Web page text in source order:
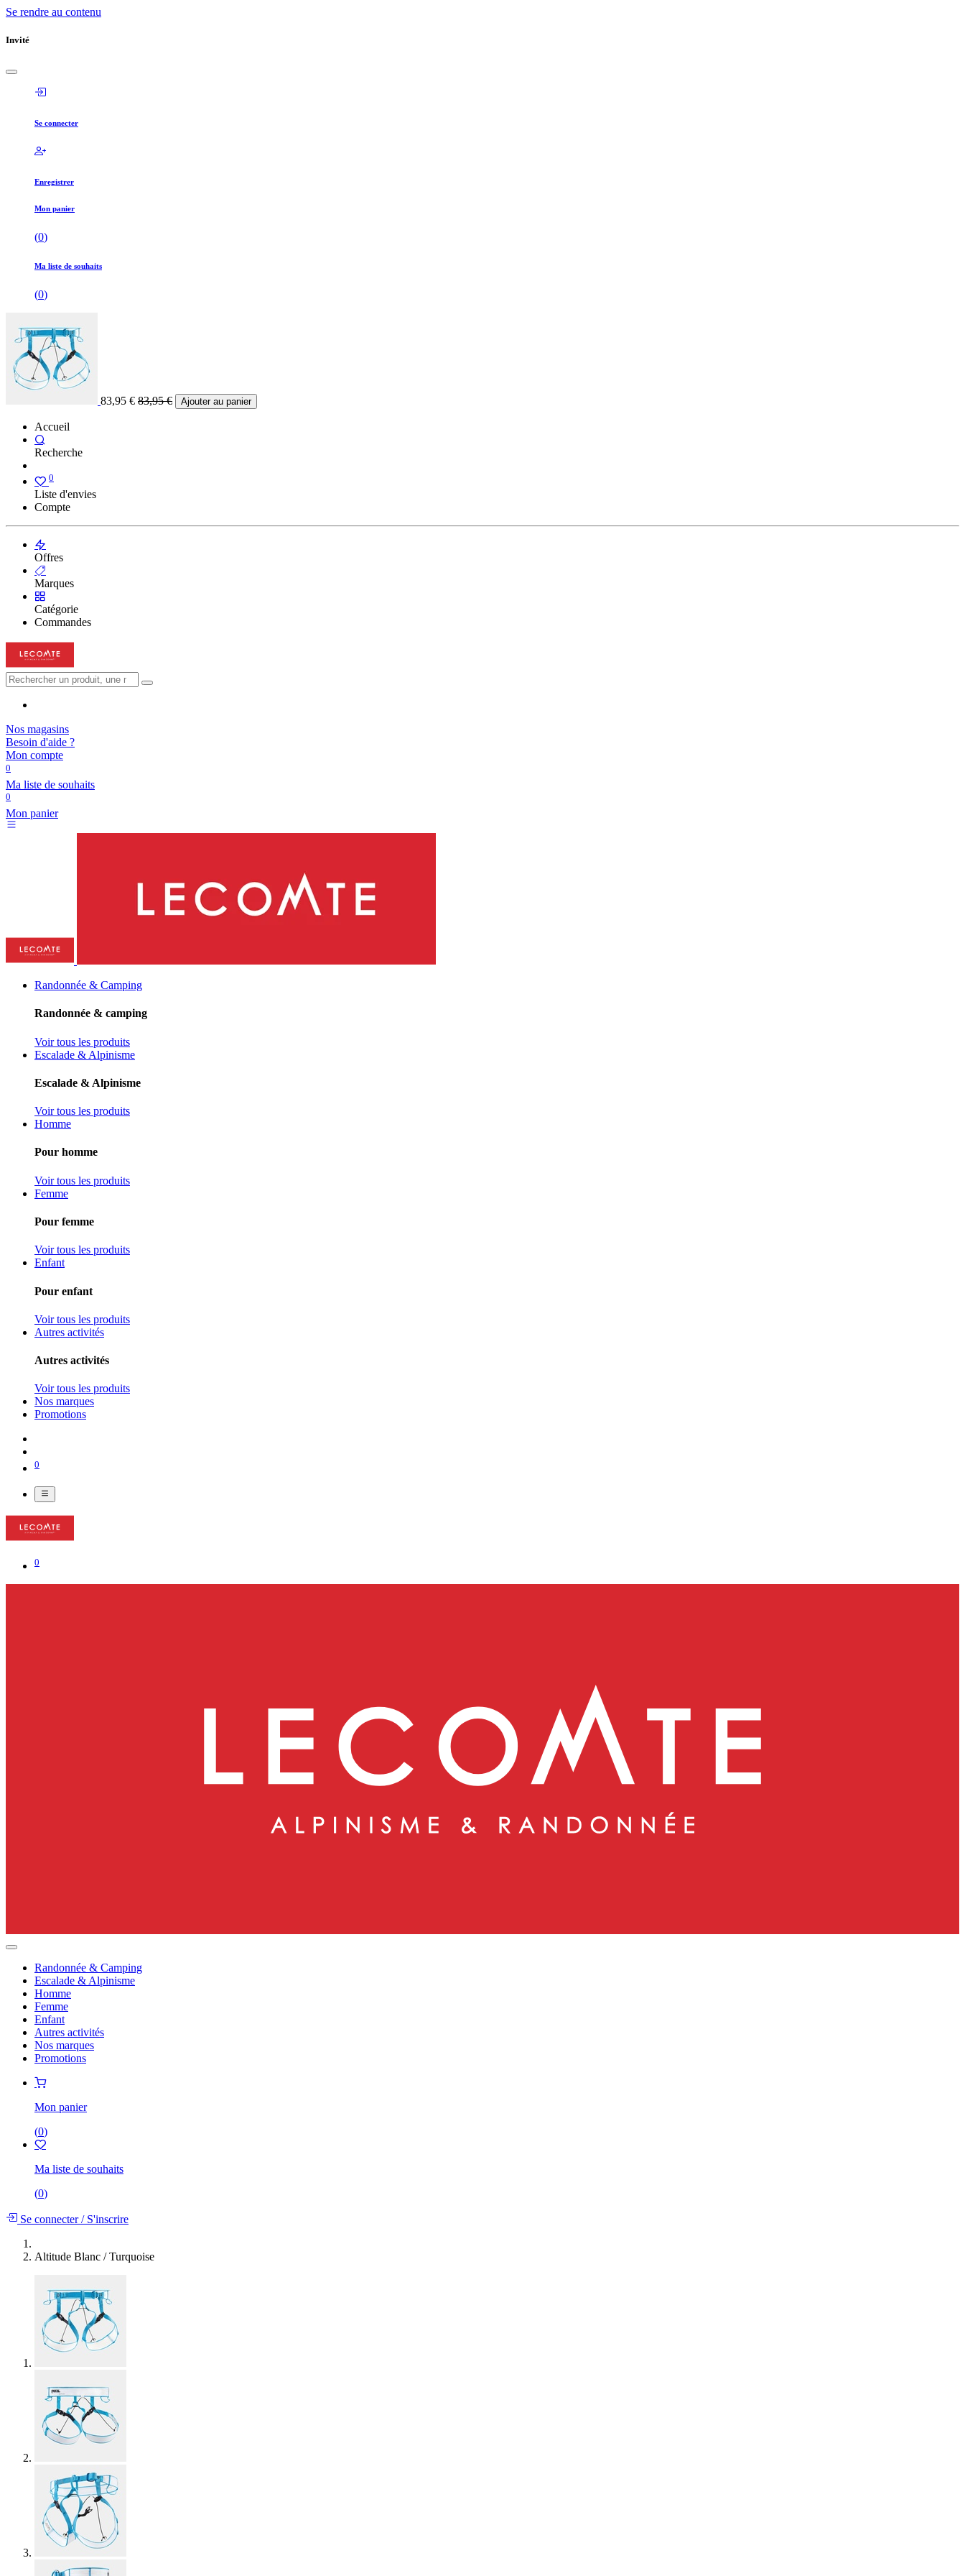
Se rendre au contenu
Invité
Se connecter
Enregistrer
Mon panier
(0)
Ma liste de souhaits
(0)
83,95 € 83,95€ Ajouter au panier
Accueil
Recherche
0
Liste d'envies
Compte
Offres
Marques
Catégorie
Commandes
Nos magasins
Besoin d'aide ?
Mon compte
0
Ma liste de souhaits
0
Mon panier
Randonnée & Camping
Randonnée & camping
Voir tous les produits
Escalade & Alpinisme
Escalade & Alpinisme
Voir tous les produits
Homme
Pour homme
Voir tous les produits
Femme
Pour femme
Voir tous les produits
Enfant
Pour enfant
Voir tous les produits
Autres activités
Autres activités
Voir tous les produits
Nos marques
Promotions
0
0
Randonnée & Camping
Escalade & Alpinisme
Homme
Femme
Enfant
Autres activités
Nos marques
Promotions
Mon panier
(0)
Ma liste de souhaits
(0)
Se connecter/S'inscrire
Altitude Blanc / Turquoise